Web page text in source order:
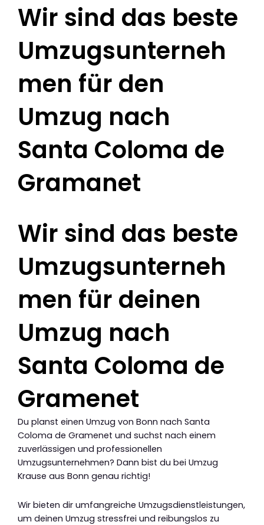
Wir sind das beste
Umzugsunterneh
men für den
Umzug nach
Santa Coloma de
Gramanet
Wir sind das beste
Umzugsunterneh
men für deinen
Umzug nach
Santa Coloma de
Gramenet
Du planst einen Umzug von Bonn nach Santa
Coloma de Gramenet und suchst nach einem
zuverlässigen und professionellen
Umzugsunternehmen? Dann bist du bei Umzug
Krause aus Bonn genau richtig!
Wir bieten dir umfangreiche Umzugsdienstleistungen,
um deinen Umzug stressfrei und reibungslos zu